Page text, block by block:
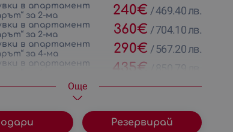
в апартамент
за 2-ма
240€ /469.40 лв.
в апартамент
за 2-ма
360€ /704.10 лв.
в апартамент
за 4-ма
290€ /567.20 лв.
в апартамент
435€
Oще
Резервирай